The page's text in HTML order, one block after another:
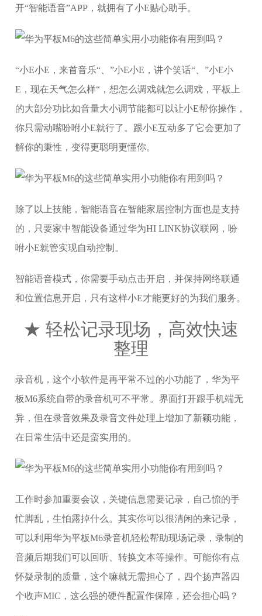
开“智能语音”APP，就拥有了小E贴心助手。
“小E小E，来首音乐“、”小E小E，讲个笑话“、”小E小
E，现在天气怎么样“，想怎么调戏就怎么调戏，平板上
的大部分功比如音量大小调节能都可以让小E帮你操作，
你只需动嘴吩咐小E就行了。跟小E互动多了它会更加了
解你的秉性，变得更聪明更懂你。
除了以上技能，智能语音在智能家居控制方面也是支持
的，只要家中智能设备通过华为HI LINK协议联网，吩
咐小E就管实现自动控制。
智能语音模式，你需要手动点击开启，并保持网络联通
和位置信息开启，只有这样小E才能更好的为我们服务。
★ 轻松记录现场，高效快速
整理
录音机，这个小软件是再平常不过的小功能了，华为平
板M6系统自带的录音机可不平常。界面打开跟手机端无
异，但在录音效果及录音文件处理上增加了新颖功能，
在日常生活中还是蛮实用的。
工作时参加重要会议，关键信息需要记录，自己㤺的手
忙脚乱，生怕露掉什么。其实你可以很清闲的来记录，
可以利用华为平板M6录音机轻松帮助现场记录，录制的
音频后期我们可以回听、转换文本等操作。可能你有点
怀疑录制的质量，这个嘛就无需担心了，四个扬声器四
个收声MIC，这么强的硬件配置作保障，还会担心吗？